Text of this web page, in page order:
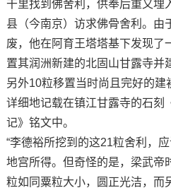
干里找到佛舍利，供奉后重又埋
县（今南京）访求佛骨舍利。由
废，他在阿育王塔塔基下发现了
置其润洲新建的北固山甘露寺并
另外10粒移置当时尚且完好的
详细地记载在镇江甘露寺的石刻
记》铭文中。
“李德裕所挖到的这21粒舍利，
地宫所得。但奇怪的是，梁武帝
粒如同粟粒大小，圆正光洁，而